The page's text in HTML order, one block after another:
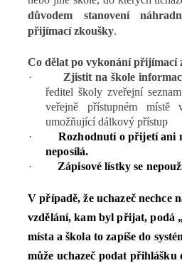
důvodem stanovení
přijímací zkoušky.
Co dělat po vykonání přijímací
· Zjistit na škole
ředitel školy zveřejní
veřejně přístupném místě
umožňující dálkový přístup
·Rozhodnutí o přijetí ani
neposílá.
· Zápisové lístky se
V případě, že uchazeč nechce
vzdělání, kam byl přijat, podá
místa a škola to zapíše do
může uchazeč podat přihlášku